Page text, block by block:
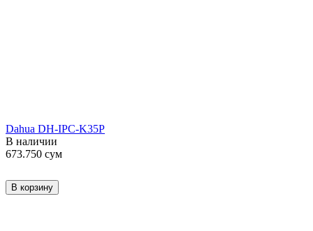
Dahua DH-IPC-K35P
В наличии
673.750 сум
В корзину